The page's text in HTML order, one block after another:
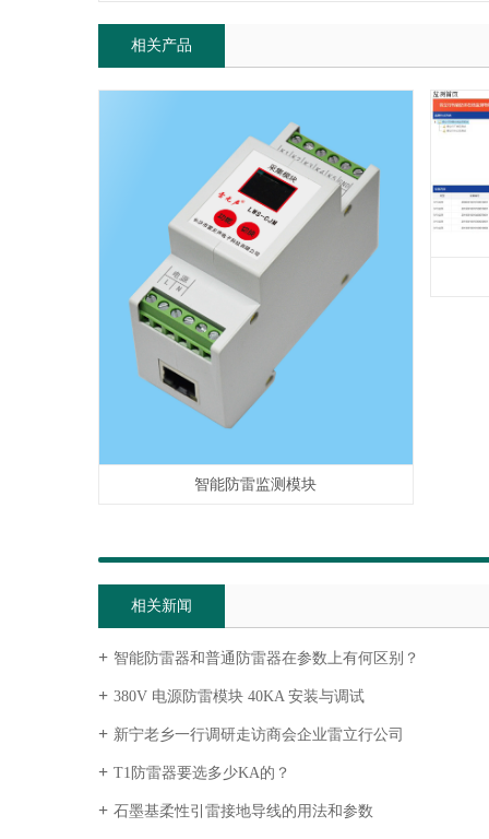
相关产品
智能防雷监测模块
相关新闻
智能防雷器和普通防雷器在参数上有何区别？
380V 电源防雷模块 40KA 安装与调试
新宁老乡一行调研走访商会企业雷立行公司
T1防雷器要选多少KA的？
石墨基柔性引雷接地导线的用法和参数